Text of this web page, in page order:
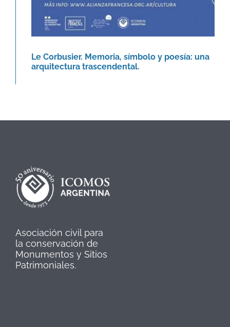
Le Corbusier. Memoria, símbolo y poesía: una
arquitectura trascendental.
Asociación civil para
la conservación de
Monumentos y Sitios
Patrimoniales.